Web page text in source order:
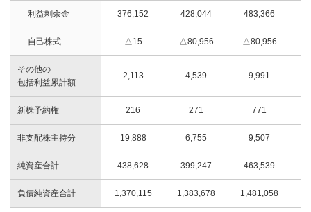
利益剰余金 376,152 428,044 483,366
自己株式 △15 △80,956 △80,956
その他の
包括利益累計額
2,113 4,539 9,991
新株予約権 216 271 771
非支配株主持分 19,888 6,755 9,507
純資産合計 438,628 399,247 463,539
負債純資産合計 1,370,115 1,383,678 1,481,058